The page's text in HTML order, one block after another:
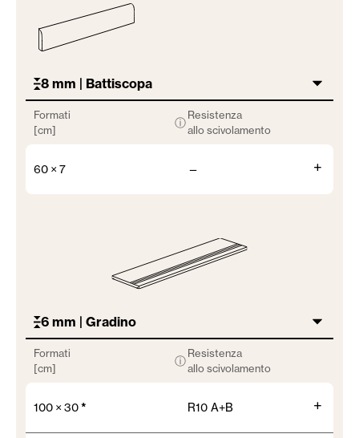
8 mm | Battiscopa
Formati
[cm]
Resistenza
allo scivolamento
ⓘ
60 × 7 — +
6 mm | Gradino
Formati
[cm]
Resistenza
allo scivolamento
ⓘ
100 × 30* R10 A+B +